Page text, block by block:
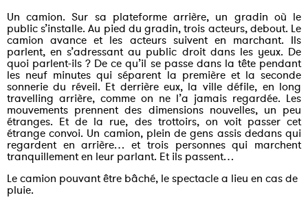
Un camion. Sur sa plateforme arrière, un gradin où le
public s’installe. Au pied du gradin, trois acteurs, debout. Le
camion avance et les acteurs suivent en marchant. Ils
parlent, en s’adressant au public droit dans les yeux. De
quoi parlent-ils ? De ce qu’il se passe dans la tête pendant
les neuf minutes qui séparent la première et la seconde
sonnerie du réveil. Et derrière eux, la ville défile, en long
travelling arrière, comme on ne l’a jamais regardée. Les
mouvements prennent des dimensions nouvelles, un peu
étranges. Et de la rue, des trottoirs, on voit passer cet
étrange convoi. Un camion, plein de gens assis dedans qui
regardent en arrière… et trois personnes qui marchent
tranquillement en leur parlant. Et ils passent…
Le camion pouvant être bâché, le spectacle a lieu en cas de
pluie.